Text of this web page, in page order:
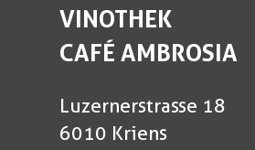
VINOTHEK
CAFÉ AMBROSIA
Luzernerstrasse 18
6010 Kriens